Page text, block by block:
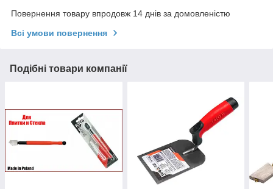
Повернення товару впродовж 14 днів за домовленістю
Всі умови повернення
Подібні товари компанії